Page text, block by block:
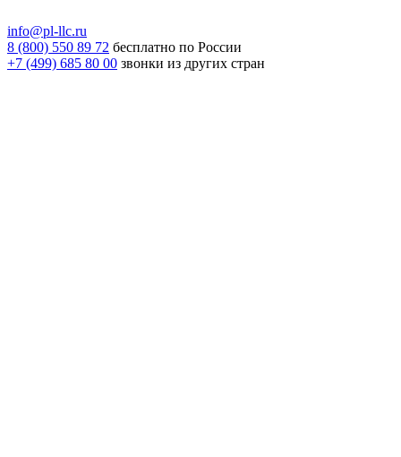
info@pl-llc.ru
8 (800) 550 89 72 бесплатно по России
+7 (499) 685 80 00 звонки из других стран